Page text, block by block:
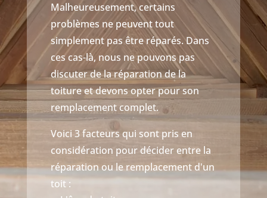
Malheureusement, certains
problèmes ne peuvent tout
simplement pas être réparés. Dans
ces cas-là, nous ne pouvons pas
discuter de la réparation de la
toiture et devons opter pour son
remplacement complet.
Voici 3 facteurs qui sont pris en
considération pour décider entre la
réparation ou le remplacement d'un
toit :